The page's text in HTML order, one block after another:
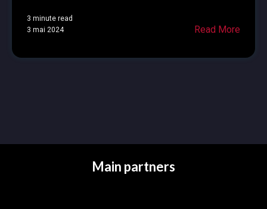
3 minute read
3 mai 2024
Read More
Main partners